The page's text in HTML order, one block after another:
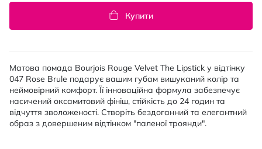
Купити
Матова помада Bourjois Rouge Velvet The Lipstick у відтінку
047 Rose Brule подарує вашим губам вишуканий колір та
неймовірний комфорт. Її інноваційна формула забезпечує
насичений оксамитовий фініш, стійкість до 24 годин та
відчуття зволоженості. Створіть бездоганний та елегантний
образ з довершеним відтінком "паленої троянди".